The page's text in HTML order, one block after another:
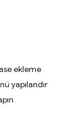
ekleme
yapılandır